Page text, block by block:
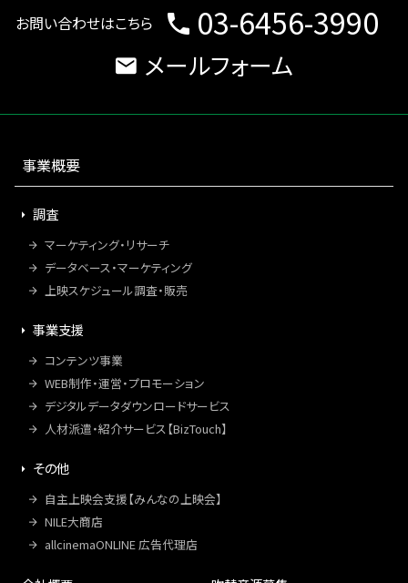
お問い合わせはこちら 03-6456-3990
メールフォーム
事業概要
調査
マーケティング・リサーチ
データベース・マーケティング
上映スケジュール調査・販売
事業支援
コンテンツ事業
WEB制作・運営・プロモーション
デジタルデータダウンロードサービス
人材派遣・紹介サービス【BizTouch】
その他
自主上映会支援【みんなの上映会】
NILE大商店
allcinemaONLINE 広告代理店